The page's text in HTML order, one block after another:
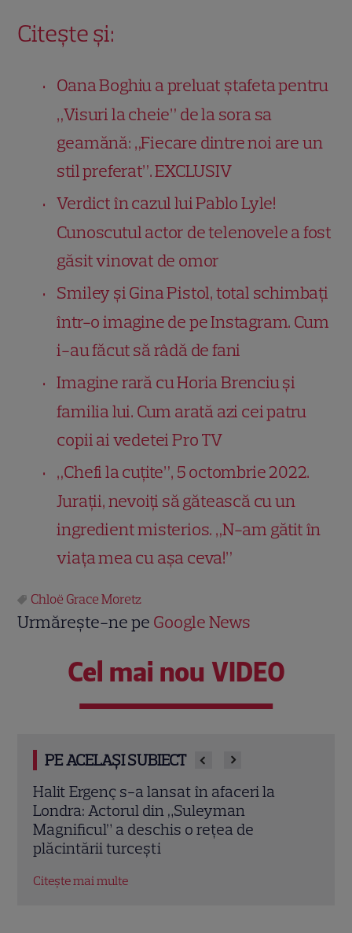
Citește și:
Oana Boghiu a preluat ștafeta pentru
„Visuri la cheie” de la sora sa
geamănă: „Fiecare dintre noi are un
stil preferat”. EXCLUSIV
Verdict în cazul lui Pablo Lyle!
Cunoscutul actor de telenovele a fost
găsit vinovat de omor
Smiley și Gina Pistol, total schimbați
într-o imagine de pe Instagram. Cum
i-au făcut să râdă de fani
Imagine rară cu Horia Brenciu și
familia lui. Cum arată azi cei patru
copii ai vedetei Pro TV
„Chefi la cuțite”, 5 octombrie 2022.
Jurații, nevoiți să gătească cu un
ingredient misterios. „N-am gătit în
viața mea cu așa ceva!”
Chloë Grace Moretz
Urmărește-ne pe Google News
Cel mai nou VIDEO
PE ACELAȘI SUBIECT
O mai ții minte pe mama lui Stifler din
„American Pie”? Jennifer Coolidge, la 64
de ani, dezvăluie greșeala pe care o
regretă și astăzi
Citește mai multe